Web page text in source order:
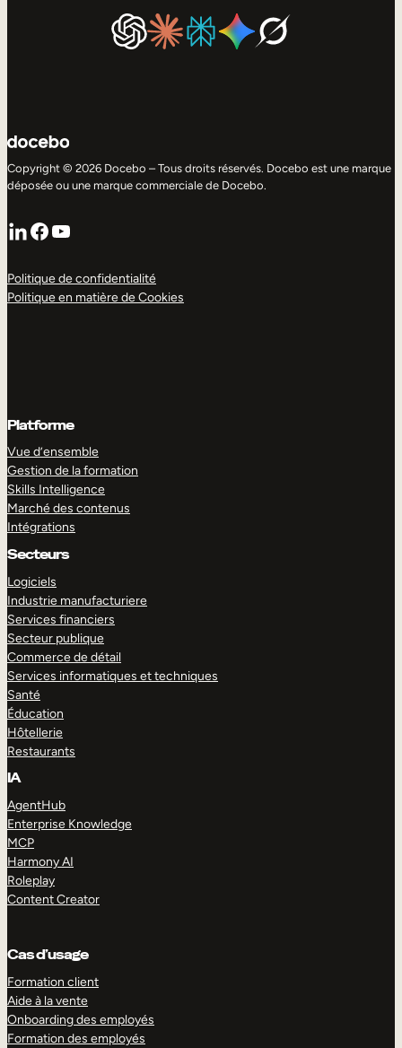
Copyright © 2026 Docebo – Tous droits réservés. Docebo est une marque
déposée ou une marque commerciale de Docebo.
LinkedIn
Facebook
YouTube
Politique de confidentialité
Politique en matière de Cookies
Platforme
Vue d’ensemble
Gestion de la formation
Skills Intelligence
Marché des contenus
Intégrations
Secteurs
Logiciels
Industrie manufacturiere
Services financiers
Secteur publique
Commerce de détail
Services informatiques et techniques
Santé
Éducation
Hôtellerie
Restaurants
IA
AgentHub
Enterprise Knowledge
MCP
Harmony AI
Roleplay
Content Creator
Cas d’usage
Formation client
Aide à la vente
Onboarding des employés
Formation des employés